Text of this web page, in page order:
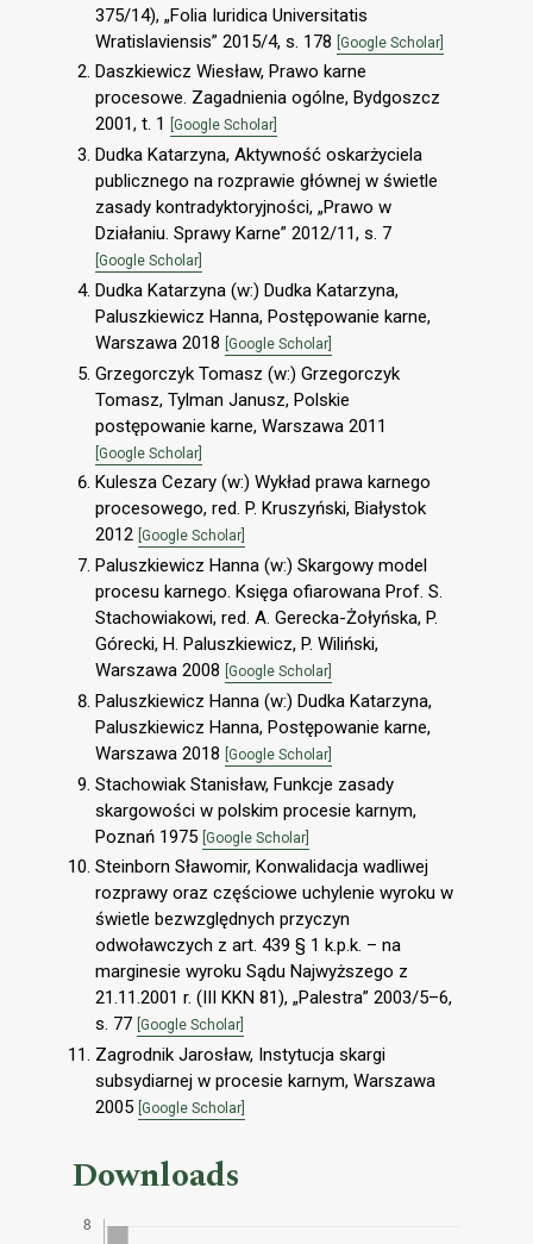
375/14), „Folia Iuridica Universitatis
Wratislaviensis” 2015/4, s. 178 [Google Scholar]
Daszkiewicz Wiesław, Prawo karne
procesowe. Zagadnienia ogólne, Bydgoszcz
2001, t. 1
[Google Scholar]
Dudka Katarzyna, Aktywność oskarżyciela
publicznego na rozprawie głównej w świetle
zasady kontradyktoryjności, „Prawo w
Działaniu. Sprawy Karne” 2012/11, s. 7
[Google Scholar]
Dudka Katarzyna (w:) Dudka Katarzyna,
Paluszkiewicz Hanna, Postępowanie karne,
Warszawa 2018 [Google Scholar]
Grzegorczyk Tomasz (w:) Grzegorczyk
Tomasz, Tylman Janusz, Polskie
postępowanie karne, Warszawa 2011
[Google Scholar]
Kulesza Cezary (w:) Wykład prawa karnego
procesowego, red. P. Kruszyński, Białystok
2012 [Google Scholar]
Paluszkiewicz Hanna (w:) Skargowy model
procesu karnego. Księga ofiarowana Prof. S.
Stachowiakowi, red. A. Gerecka-Żołyńska, P.
Górecki, H. Paluszkiewicz, P. Wiliński,
Warszawa 2008 [Google Scholar]
Paluszkiewicz Hanna (w:) Dudka Katarzyna,
Paluszkiewicz Hanna, Postępowanie karne,
Warszawa 2018 [Google Scholar]
Stachowiak Stanisław, Funkcje zasady
skargowości w polskim procesie karnym,
Poznań 1975 [Google Scholar]
Steinborn Sławomir, Konwalidacja wadliwej
rozprawy oraz częściowe uchylenie wyroku w
świetle bezwzględnych przyczyn
odwoławczych z art. 439 § 1 k.p.k. – na
marginesie wyroku Sądu Najwyższego z
21.11.2001 r. (III KKN 81), „Palestra” 2003/5–6,
s. 77 [Google Scholar]
Zagrodnik Jarosław, Instytucja skargi
subsydiarnej w procesie karnym, Warszawa
2005 [Google Scholar]
Downloads